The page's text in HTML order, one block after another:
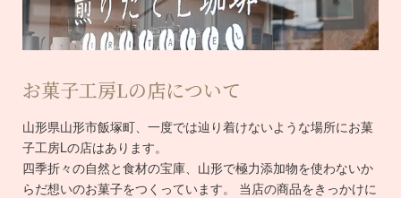
お菓子工房Lの店について
山形県山形市飯塚町、一度では辿り着けないような場所にお菓
子工房Lの店はあります。
四季折々の自然と食材の宝庫、山形で極力添加物を使わないか
らだ想いのお菓子をつくっています。 当店の商品をきっかけに